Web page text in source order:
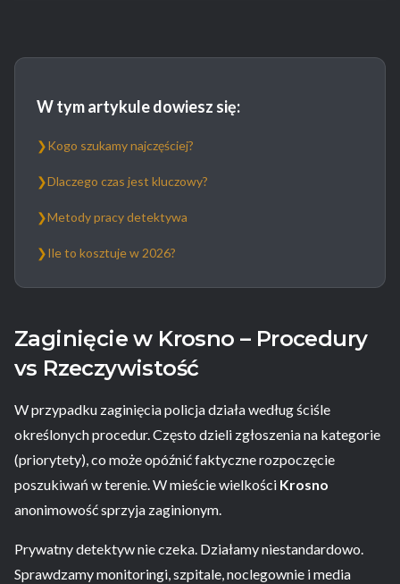
W tym artykule dowiesz się:
❯Kogo szukamy najczęściej?
❯Dlaczego czas jest kluczowy?
❯Metody pracy detektywa
❯Ile to kosztuje w 2026?
Zaginięcie w Krosno – Procedury
vs Rzeczywistość
W przypadku zaginięcia policja działa według ściśle
określonych procedur. Często dzieli zgłoszenia na kategorie
(priorytety), co może opóźnić faktyczne rozpoczęcie
poszukiwań w terenie. W mieście wielkości Krosno
anonimowość sprzyja zaginionym.
Prywatny detektyw nie czeka. Działamy niestandardowo.
Sprawdzamy monitoringi, szpitale, noclegownie i media